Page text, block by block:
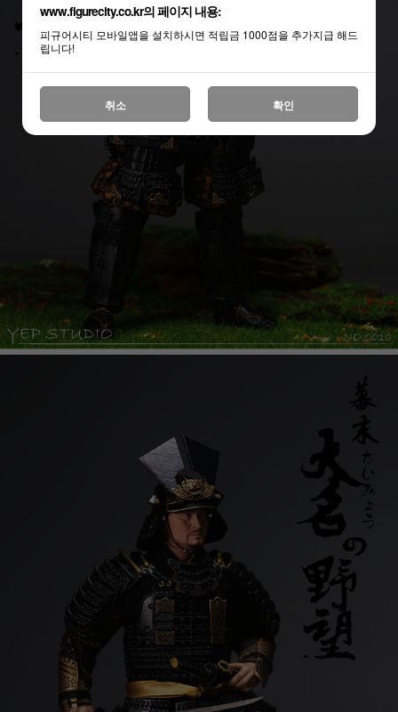
www.figurecity.co.kr의 페이지 내용:
피규어시티 모바일앱을 설치하시면 적립금 1000점을 추가지급 해드
립니다!
취소 확인